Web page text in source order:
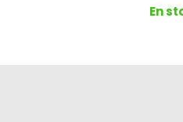
En